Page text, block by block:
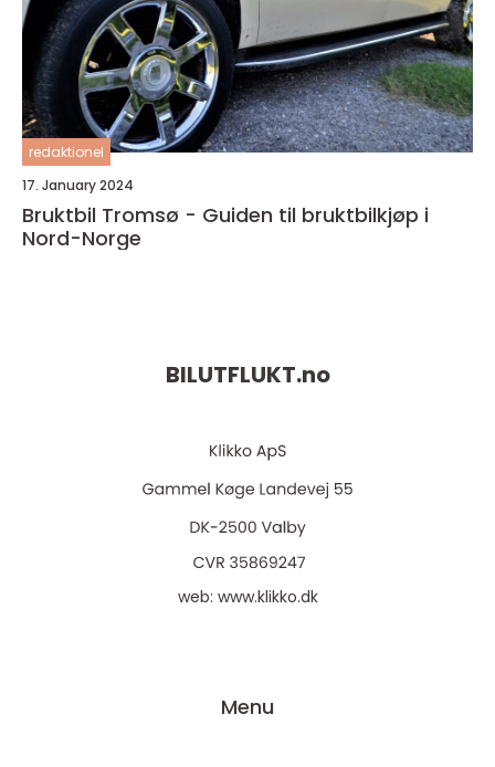
redaktionel
17. January 2024
Bruktbil Tromsø - Guiden til bruktbilkjøp i
Nord-Norge
BILUTFLUKT.no
web: www.klikko.dk
Menu